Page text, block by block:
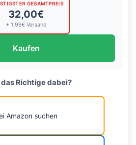
GESAMTPREIS
32,00€
+ 1,99€ Versand
Kaufen
Richtige dabei?
Amazon suchen